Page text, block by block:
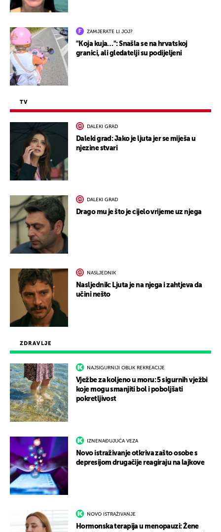
ZDRAVLJE
NAJSIGURNIJI OBLIK REKREACIJE
Vježbe za koljeno u moru: 5 sigurnih vježbi
koje mogu smanjiti bol i poboljšati
pokretljivost
IZNENAĐUJUĆA VEZA
Novo istraživanje otkriva zašto osobe s
depresijom drugačije reagiraju na lajkove
NOVO ISTRAŽIVANJE
Hormonska terapija u menopauzi: Žene
ZAMJERATE LI JOJ?
"Koja kuja…": Snašla se na hrvatskoj
granici, ali gledatelji su podijeljeni
TV
DALEKI GRAD
Daleki grad: Jako je ljuta jer se miješa u
njezine stvari
DALEKI GRAD
Drago mu je što je cijelo vrijeme uz njega
NASLJEDNIK
Nasljednik: Ljuta je na njega i zahtjeva da
učini nešto